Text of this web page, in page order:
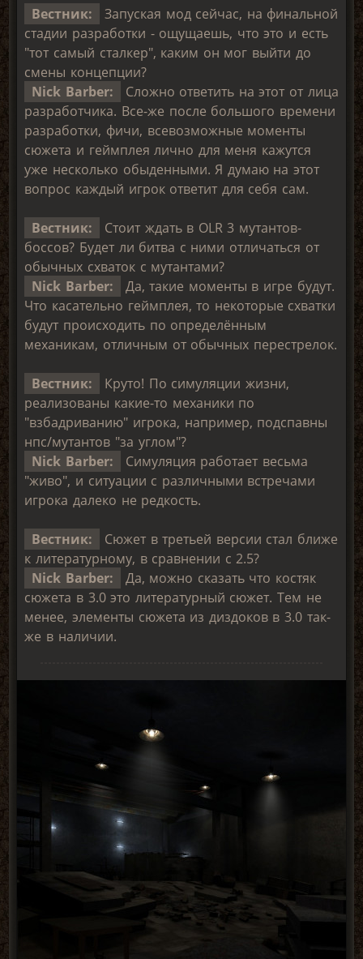
Вестник:
Запуская мод сейчас, на финальной
стадии разработки - ощущаешь, что это и есть
"тот самый сталкер", каким он мог выйти до
смены концепции?
Nick Barber:
Сложно ответить на этот от лица
разработчика. Все-же после большого времени
разработки, фичи, всевозможные моменты
сюжета и геймплея лично для меня кажутся
уже несколько обыденными. Я думаю на этот
вопрос каждый игрок ответит для себя сам.
Вестник:
Стоит ждать в OLR 3 мутантов-
боссов? Будет ли битва с ними отличаться от
обычных схваток с мутантами?
Nick Barber:
Да, такие моменты в игре будут.
Что касательно геймплея, то некоторые схватки
будут происходить по определённым
механикам, отличным от обычных перестрелок.
Вестник:
Круто! По симуляции жизни,
реализованы какие-то механики по
"взбадриванию" игрока, например, подспавны
нпс/мутантов "за углом"?
Nick Barber:
Симуляция работает весьма
"живо", и ситуации с различными встречами
игрока далеко не редкость.
Вестник:
Сюжет в третьей версии стал ближе
к литературному, в сравнении с 2.5?
Nick Barber:
Да, можно сказать что костяк
сюжета в 3.0 это литературный сюжет. Тем не
менее, элементы сюжета из диздоков в 3.0 так-
же в наличии.